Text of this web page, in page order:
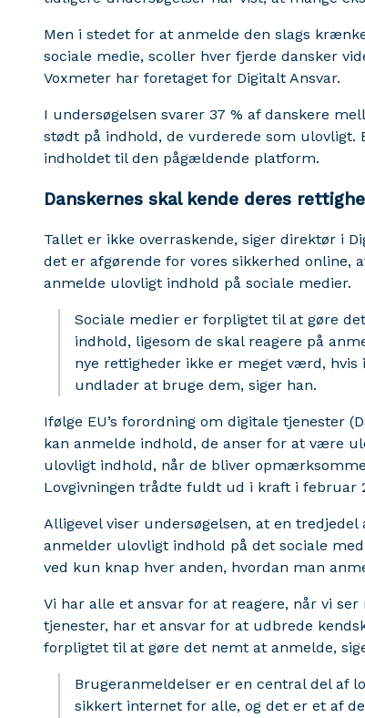
Men i stedet for at anmelde den slags
sociale medie, scoller hver fjerde dansker
Voxmeter har foretaget for Digitalt Ansvar.
I undersøgelsen svarer 37 % af danskere
stødt på indhold, de vurderede som
indholdet til den pågældende platform.
Danskernes skal kende deres
Tallet er ikke overraskende, siger direktør i
det er afgørende for vores sikkerhed online,
anmelde ulovligt indhold på sociale medier.
Sociale medier er forpligtet til at gøre
indhold, ligesom de skal reagere på
nye rettigheder ikke er meget værd,
undlader at bruge dem, siger han.
Ifølge EU’s forordning om digitale tjenester
kan anmelde indhold, de anser for at være
ulovligt indhold, når de bliver
Lovgivningen trådte fuldt ud i kraft i februar
Alligevel viser undersøgelsen, at en
anmelder ulovligt indhold på det sociale
ved kun knap hver anden, hvordan man
Vi har alle et ansvar for at reagere, når vi
tjenester, har et ansvar for at udbrede
forpligtet til at gøre det nemt at anmelde,
Brugeranmeldelser er en central del af
sikkert internet for alle, og det er et af